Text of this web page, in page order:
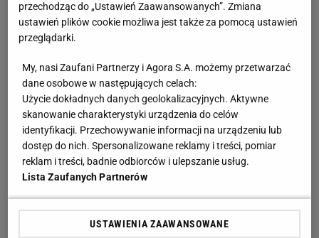
przechodząc do „Ustawień Zaawansowanych”. Zmiana
ustawień plików cookie możliwa jest także za pomocą ustawień
przeglądarki.
My, nasi Zaufani Partnerzy i Agora S.A. możemy przetwarzać
dane osobowe w następujących celach:
Użycie dokładnych danych geolokalizacyjnych. Aktywne
skanowanie charakterystyki urządzenia do celów
identyfikacji. Przechowywanie informacji na urządzeniu lub
dostęp do nich. Spersonalizowane reklamy i treści, pomiar
reklam i treści, badnie odbiorców i ulepszanie usług.
Lista Zaufanych Partnerów
USTAWIENIA ZAAWANSOWANE